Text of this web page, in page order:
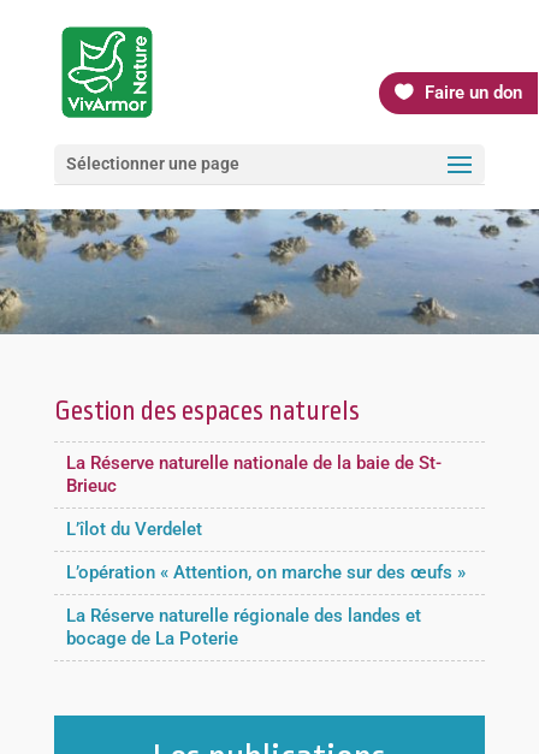
Faire un don
Sélectionner une page
Gestion des espaces naturels
La Réserve naturelle nationale de la baie de St-
Brieuc
L’îlot du Verdelet
L’opération « Attention, on marche sur des œufs »
La Réserve naturelle régionale des landes et
bocage de La Poterie